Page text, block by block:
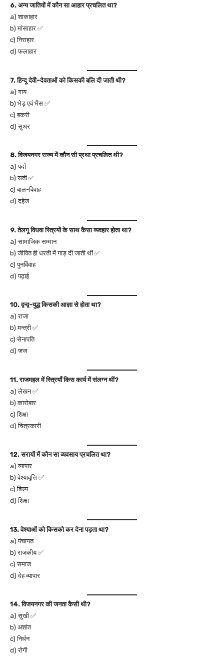
6. अन्य जातियों में कौन सा आहार प्रचलित था?
a) शाकाहार
b) मांसाहार ✅
c) निराहार
d) फलाहार
7. हिन्दू देवी-देवताओं को किसकी बलि दी जाती थी?
a) गाय
b) भेड़ एवं भैंस ✅
c) बकरी
d) सुअर
8. विजयनगर राज्य में कौन सी प्रथा प्रचलित थी?
a) पर्दा
b) सती ✅
c) बाल-विवाह
d) दहेज
9. तेलगू विधवा स्त्रियों के साथ कैसा व्यवहार होता था?
a) सामाजिक सम्मान
b) जीवित ही धरती में गाड़ दी जाती थीं ✅
c) पुनर्विवाह
d) पढ़ाई
10. द्वन्द्व-युद्ध किसकी आज्ञा से होता था?
a) राजा
b) मन्त्री ✅
c) सेनापति
d) जज
11. राजमहल में स्त्रियाँ किस कार्य में संलग्न थीं?
a) लेखन ✅
b) कारोबार
c) शिक्षा
d) चित्रकारी
12. सरायों में कौन सा व्यवसाय प्रचलित था?
a) व्यापार
b) वेश्यावृत्ति ✅
c) शिल्प
d) शिक्षा
13. वेश्याओं को किसको कर देना पड़ता था?
a) पंचायत
b) राजकीय ✅
c) समाज
d) देह व्यापार
14. विजयनगर की जनता कैसी थी?
a) सुखी ✅
b) अशांत
c) निर्धन
d) रोगी